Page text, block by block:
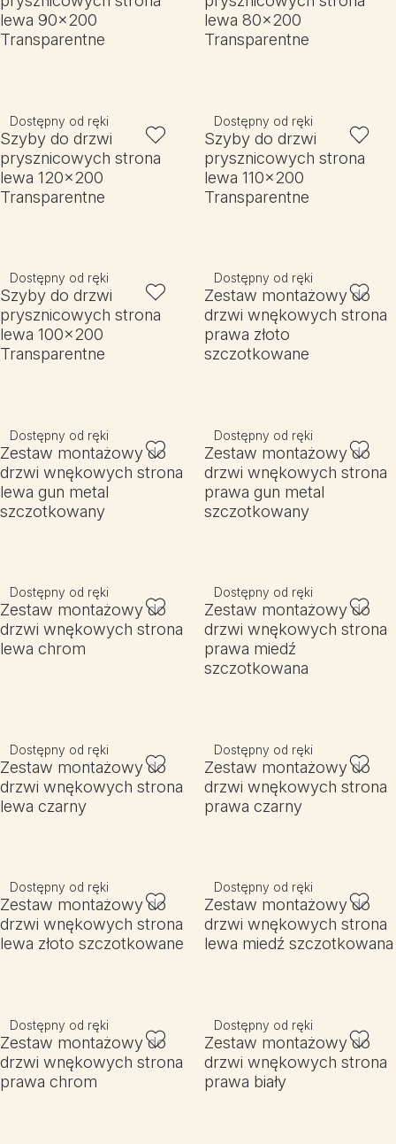
lewa 90x200
Transparentne
lewa 80x200
Transparentne
Dostępny od ręki
Szyby do drzwi
prysznicowych strona
lewa 120x200
Transparentne
Dostępny od ręki
Szyby do drzwi
prysznicowych strona
lewa 110x200
Transparentne
Dostępny od ręki
Szyby do drzwi
prysznicowych strona
lewa 100x200
Transparentne
Dostępny od ręki
Zestaw montażowy do
drzwi wnękowych strona
prawa złoto
szczotkowane
Dostępny od ręki
Zestaw montażowy do
drzwi wnękowych strona
lewa gun metal
szczotkowany
Dostępny od ręki
Zestaw montażowy do
drzwi wnękowych strona
prawa gun metal
szczotkowany
Dostępny od ręki
Zestaw montażowy do
drzwi wnękowych strona
lewa chrom
Dostępny od ręki
Zestaw montażowy do
drzwi wnękowych strona
prawa miedź
szczotkowana
Dostępny od ręki
Zestaw montażowy do
drzwi wnękowych strona
lewa czarny
Dostępny od ręki
Zestaw montażowy do
drzwi wnękowych strona
prawa czarny
Dostępny od ręki
Zestaw montażowy do
drzwi wnękowych strona
lewa złoto szczotkowane
Dostępny od ręki
Zestaw montażowy do
drzwi wnękowych strona
lewa miedź szczotkowana
Dostępny od ręki
Zestaw montażowy do
drzwi wnękowych strona
prawa chrom
Dostępny od ręki
Zestaw montażowy do
drzwi wnękowych strona
prawa biały